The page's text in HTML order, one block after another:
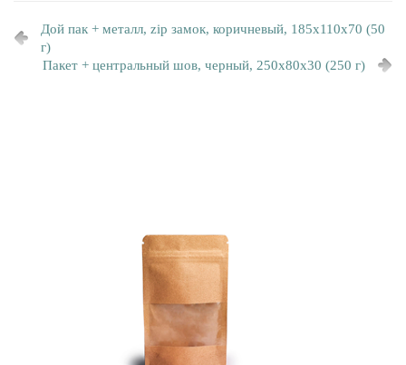
Дой пак + металл, zip замок, коричневый, 185х110х70 (50
г)
Пакет + центральный шов, черный, 250х80х30 (250 г)